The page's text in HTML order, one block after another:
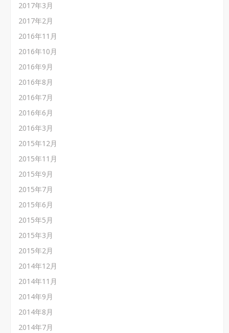
2017年3月
2017年2月
2016年11月
2016年10月
2016年9月
2016年8月
2016年7月
2016年6月
2016年3月
2015年12月
2015年11月
2015年9月
2015年7月
2015年6月
2015年5月
2015年3月
2015年2月
2014年12月
2014年11月
2014年9月
2014年8月
2014年7月